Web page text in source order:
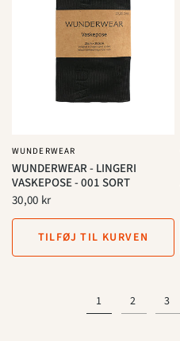
WUNDERWEAR
WUNDERWEAR - LINGERI
VASKEPOSE - 001 SORT
30,00 kr
TILFØJ TIL KURVEN
1 2 3